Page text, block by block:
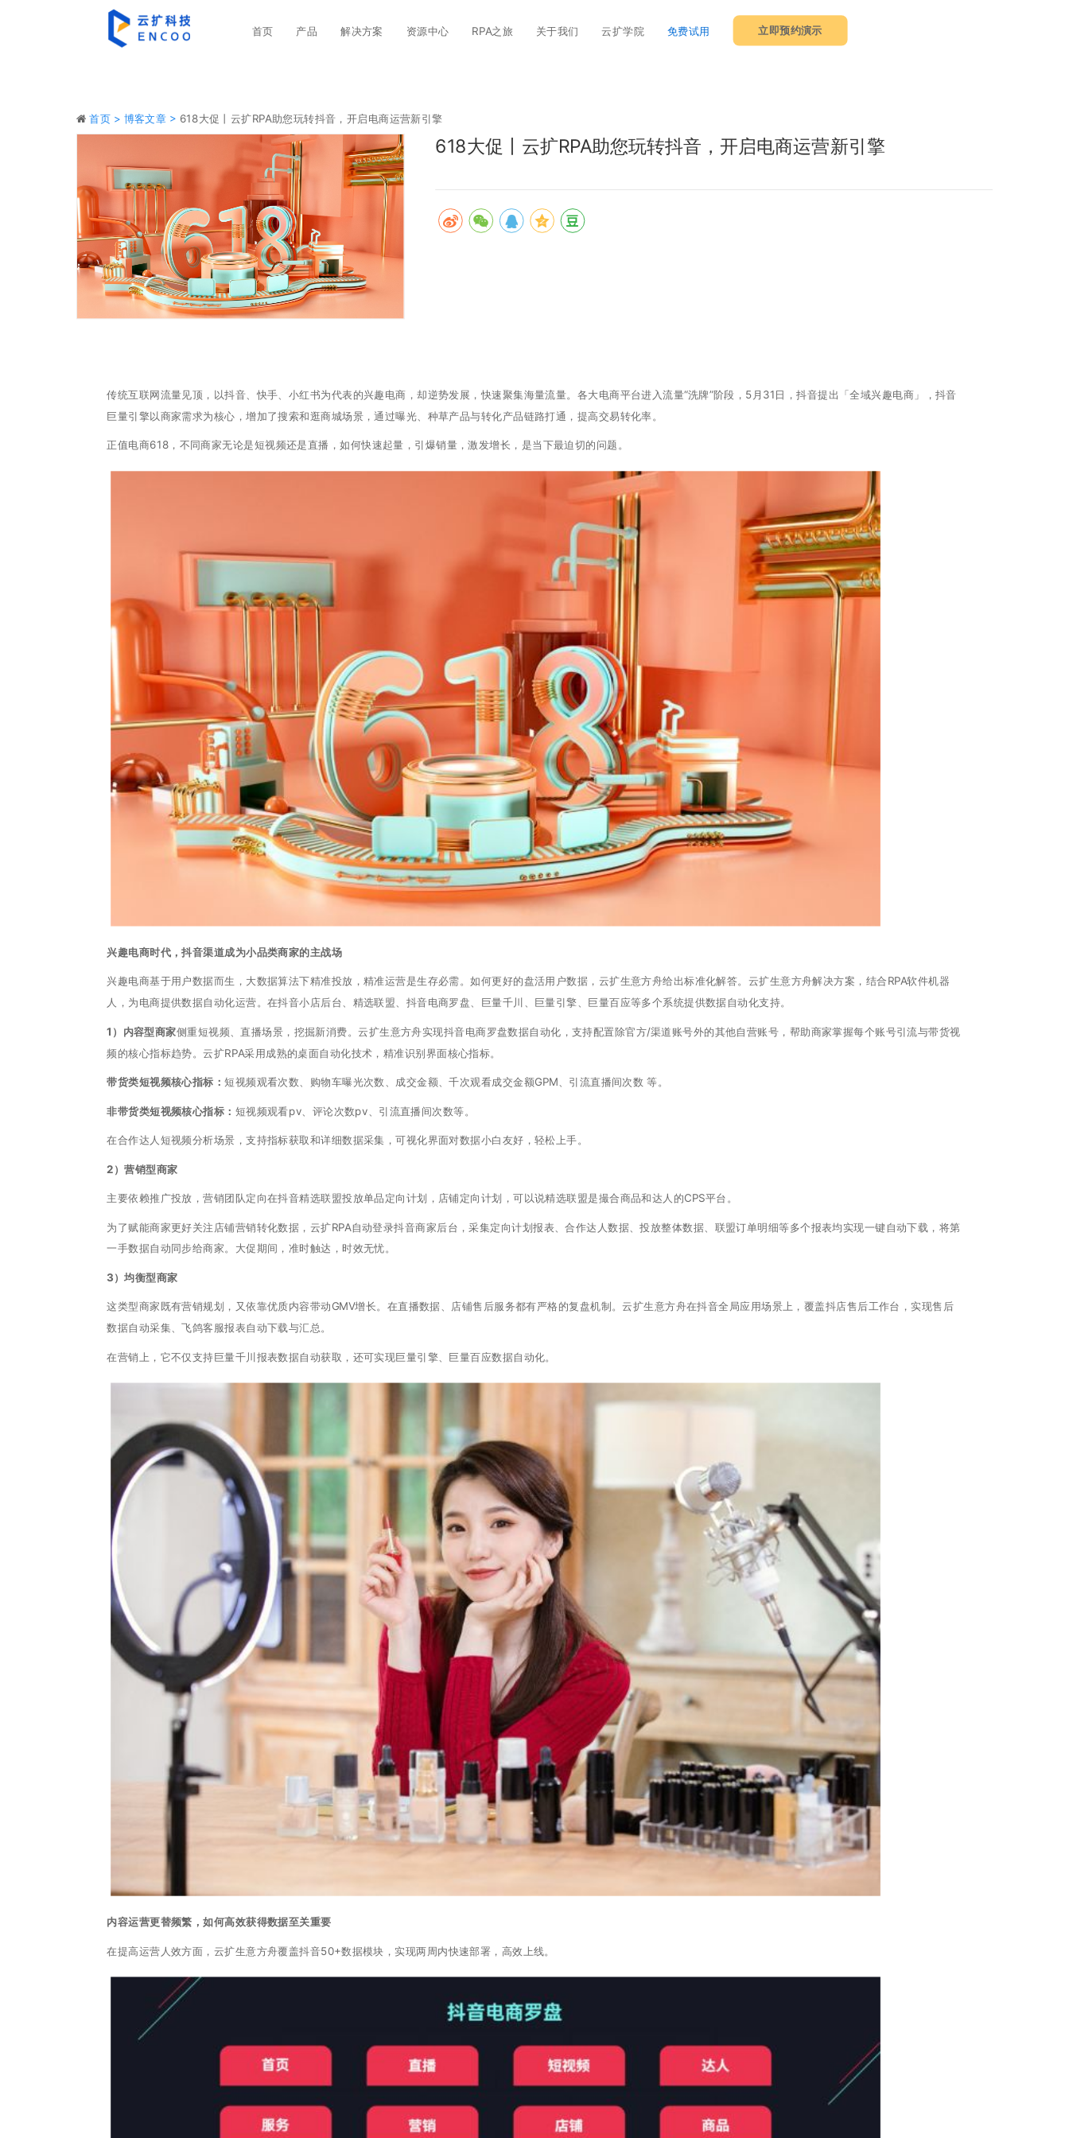
首页 产品 解决方案 资源中心 RPA之旅 关于我们 云扩学院 免费试用 立即预约演示
首页 > 博客文章 > 618大促丨云扩RPA助您玩转抖音，开启电商运营新引擎
618大促丨云扩RPA助您玩转抖音，开启电商运营新引擎
传统互联网流量见顶，以抖音、快手、小红书为代表的兴趣电商，却逆势发展，快速聚集海量流量。各大电商平台进入流量“洗牌”阶段，5月31日，抖音提出「全域兴趣电商」，抖音
巨量引擎以商家需求为核心，增加了搜索和逛商城场景，通过曝光、种草产品与转化产品链路打通，提高交易转化率。
正值电商618，不同商家无论是短视频还是直播，如何快速起量，引爆销量，激发增长，是当下最迫切的问题。
兴趣电商时代，抖音渠道成为小品类商家的主战场
兴趣电商基于用户数据而生，大数据算法下精准投放，精准运营是生存必需。如何更好的盘活用户数据，云扩生意方舟给出标准化解答。云扩生意方舟解决方案，结合RPA软件机器
人，为电商提供数据自动化运营。在抖音小店后台、精选联盟、抖音电商罗盘、巨量千川、巨量引擎、巨量百应等多个系统提供数据自动化支持。
1）内容型商家侧重短视频、直播场景，挖掘新消费。云扩生意方舟实现抖音电商罗盘数据自动化，支持配置除官方/渠道账号外的其他自营账号，帮助商家掌握每个账号引流与带货视
频的核心指标趋势。云扩RPA采用成熟的桌面自动化技术，精准识别界面核心指标。
带货类短视频核心指标：短视频观看次数、购物车曝光次数、成交金额、千次观看成交金额GPM、引流直播间次数 等。
非带货类短视频核心指标： 短视频观看pv、评论次数pv、引流直播间次数等。
在合作达人短视频分析场景，支持指标获取和详细数据采集，可视化界面对数据小白友好，轻松上手。
2）营销型商家
主要依赖推广投放，营销团队定向在抖音精选联盟投放单品定向计划，店铺定向计划，可以说精选联盟是撮合商品和达人的CPS平台。
为了赋能商家更好关注店铺营销转化数据，云扩RPA自动登录抖音商家后台，采集定向计划报表、合作达人数据、投放整体数据、联盟订单明细等多个报表均实现一键自动下载，将第
一手数据自动同步给商家。大促期间，准时触达，时效无忧。
3）均衡型商家
这类型商家既有营销规划，又依靠优质内容带动GMV增长。在直播数据、店铺售后服务都有严格的复盘机制。云扩生意方舟在抖音全局应用场景上，覆盖抖店售后工作台，实现售后
数据自动采集、飞鸽客服报表自动下载与汇总。
在营销上，它不仅支持巨量千川报表数据自动获取，还可实现巨量引擎、巨量百应数据自动化。
内容运营更替频繁，如何高效获得数据至关重要
在提高运营人效方面，云扩生意方舟覆盖抖音50+数据模块，实现两周内快速部署，高效上线。